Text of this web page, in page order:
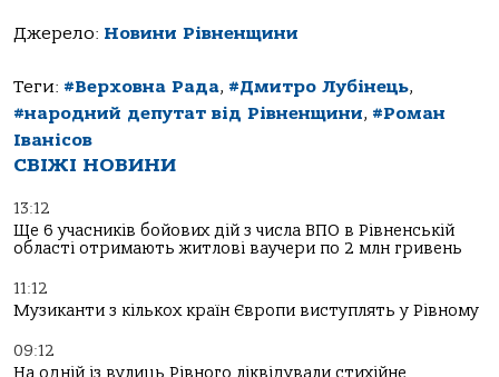
Джерело: Новини Рівненщини
Теги: #Верховна Рада, #Дмитро Лубінець,
#народний депутат від Рівненщини, #Роман
Іванісов
СВІЖІ НОВИНИ
13:12
Ще 6 учасників бойових дій з числа ВПО в Рівненській
області отримають житлові ваучери по 2 млн гривень
11:12
Музиканти з кількох країн Європи виступлять у Рівному
09:12
На одній із вулиць Рівного ліквідували стихійне